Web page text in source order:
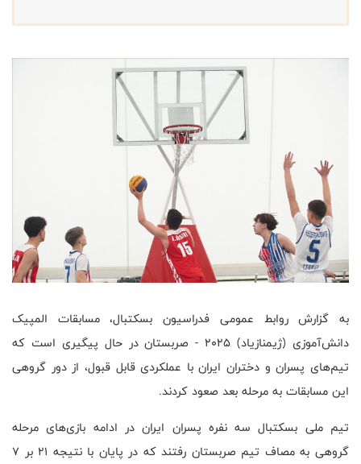
به گزارش روابط عمومی فدراسیون بسکتبال، مسابقات المپیک
دانش‌آموزی (ژیمنازیاد) ۲۰۲۵ - صربستان در حال پیگیری است که
تیم‌های پسران و دختران ایران با عملکردی قابل قبول، از دور گروهی
این مسابقات به مرحله بعد صعود کردند.
تیم ملی بسکتبال سه نفره پسران ایران در ادامه بازی‌های مرحله
گروهی به مصاف تیم صربستان رفتند که در پایان با نتیجه ۲۱ بر ۷